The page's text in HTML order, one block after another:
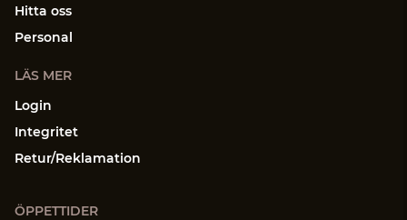
Hitta oss
Personal
LÄS MER
Login
Integritet
Retur/Reklamation
ÖPPETTIDER